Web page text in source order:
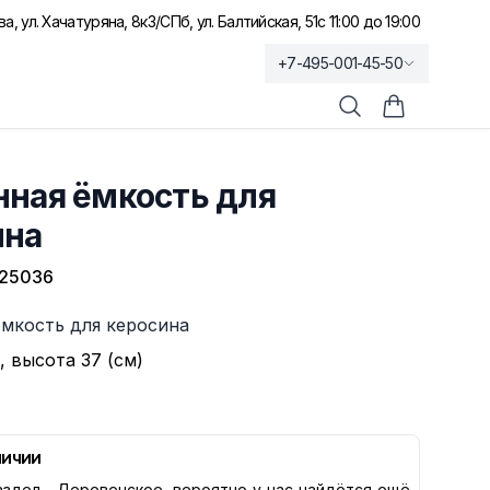
ул. Хачатуряна, 8к3/СПб, ул. Балтийская, 51с 11:00 до 19:00
+7-495-001-45-50
ПоискКорзина
ёмкость для
для керосина
высота 37 (см)